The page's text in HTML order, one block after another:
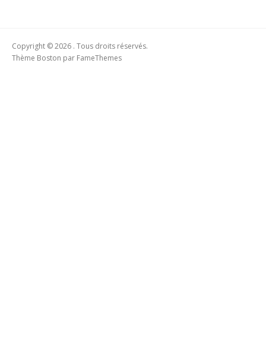
Copyright © 2026 . Tous droits réservés.
Thème Boston par FameThemes